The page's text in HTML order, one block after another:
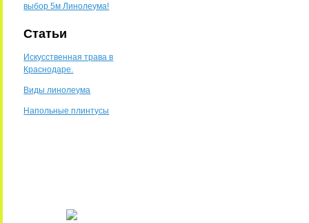
выбор 5м Линолеума!
Статьи
Искусственная трава в
Краснодаре.
Виды линолеума
Напольные плинтусы